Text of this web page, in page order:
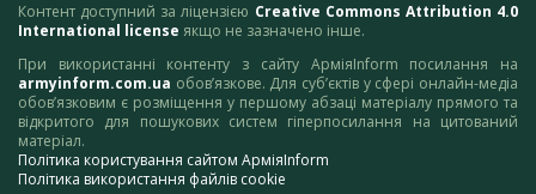
Контент доступний за ліцензією Creative Commons Attribution 4.0
International license якщо не зазначено інше.
При використанні контенту з сайту АрміяInform посилання на
armyinform.com.ua обов’язкове. Для суб’єктів у сфері онлайн-медіа
обов’язковим є розміщення у першому абзаці матеріалу прямого та
відкритого для пошукових систем гіперпосилання на цитований
матеріал.
Політика користування сайтом АрміяInform
Політика використання файлів cookie